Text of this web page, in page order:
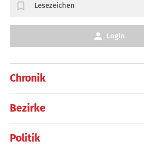
Chronik
Bezirke
Politik
Lesezeichen
Login